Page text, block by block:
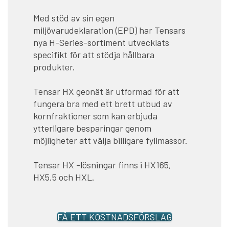
Med stöd av sin egen
miljövarudeklaration (EPD) har Tensars
nya H-Series-sortiment utvecklats
specifikt för att stödja hållbara
produkter.
Tensar HX geonät är utformad för att
fungera bra med ett brett utbud av
kornfraktioner som kan erbjuda
ytterligare besparingar genom
möjligheter att välja billigare fyllmassor.
Tensar HX -lösningar finns i HX165,
HX5.5 och HXL.
FÅ ETT KOSTNADSFÖRSLAG